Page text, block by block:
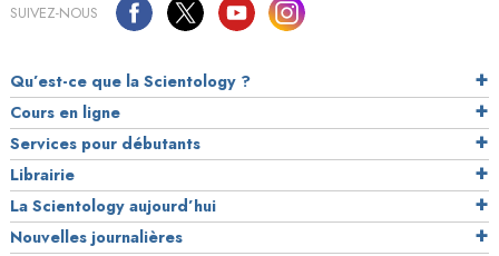
SUIVEZ-NOUS
Qu’est-ce que la Scientology ?
Cours en ligne
Services pour débutants
Librairie
La Scientology aujourd’hui
Nouvelles journalières